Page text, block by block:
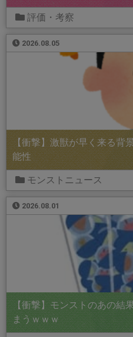
評価・考察
2026.08.05
【衝撃】激獣が早く来る背
能性
モンストニュース
2026.08.01
【衝撃】モンストのあの結
まうｗｗｗ